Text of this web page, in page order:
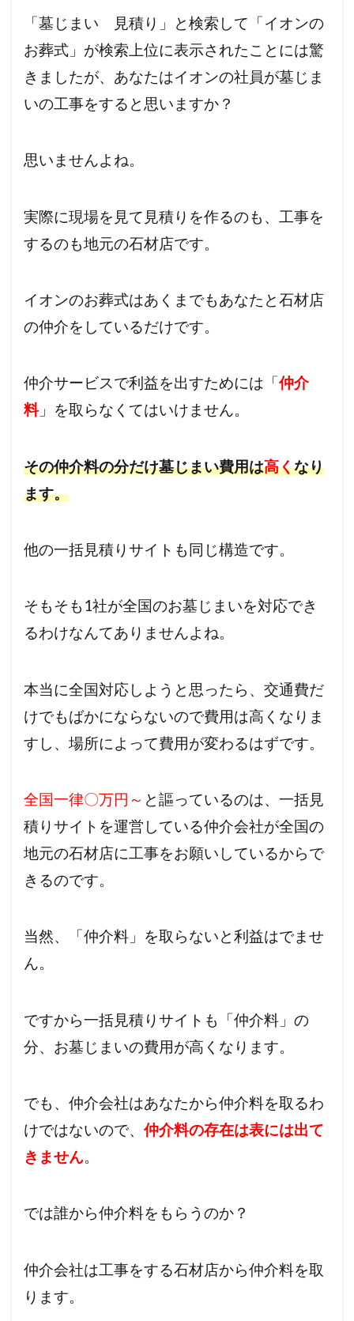
「墓じまい 見積り」と検索して「イオンの
お葬式」が検索上位に表示されたことには驚
きましたが、あなたはイオンの社員が墓じま
いの工事をすると思いますか？
思いませんよね。
実際に現場を見て見積りを作るのも、工事を
するのも地元の石材店です。
イオンのお葬式はあくまでもあなたと石材店
の仲介をしているだけです。
仲介サービスで利益を出すためには「仲介
料」を取らなくてはいけません。
その仲介料の分だけ墓じまい費用は高くなり
ます。
他の一括見積りサイトも同じ構造です。
そもそも1社が全国のお墓じまいを対応でき
るわけなんてありませんよね。
本当に全国対応しようと思ったら、交通費だ
けでもばかにならないので費用は高くなりま
すし、場所によって費用が変わるはずです。
全国一律〇万円～ と謳っているのは、一括見
積りサイトを運営している仲介会社が全国の
地元の石材店に工事をお願いしているからで
きるのです。
当然、「仲介料」を取らないと利益はでませ
ん。
ですから一括見積りサイトも「仲介料」の
分、お墓じまいの費用が高くなります。
でも、仲介会社はあなたから仲介料を取るわ
けではないので、 仲介料の存在は表には出て
きません。
では誰から仲介料をもらうのか？
仲介会社は工事をする石材店から仲介料を取
ります。